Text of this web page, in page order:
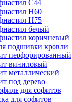
С44
Н60
Н75
белый
коричневый
подшивки кровли
перфорированный
виниловый
металлический
под дерево
для софитов
для софитов